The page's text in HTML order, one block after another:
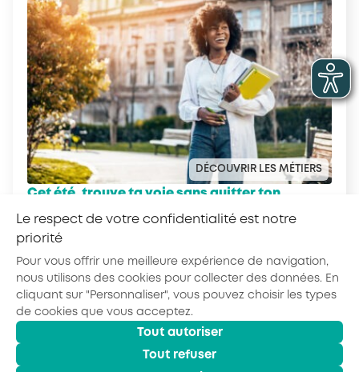
DÉCOUVRIR LES MÉTIERS
Cet été, trouve ta voie sans quitter ton
transat avec le Quiz Ton Kiff !
© 2026 - AKTO - Tous droits réservés
Le respect de votre confidentialité est notre
priorité
Pour vous offrir une meilleure expérience de navigation,
nous utilisons des cookies pour collecter des données. En
cliquant sur "Personnaliser", vous pouvez choisir les types
de cookies que vous acceptez.
Tout autoriser
Tout refuser